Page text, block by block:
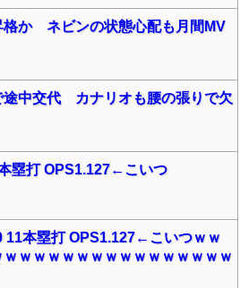
格か ネビンの状態心配も月間MV
途中交代 カナリオも腰の張りで欠
塁打 OPS1.127←こいつ
11本塁打 OPS1.127←こいつｗｗ
ｗｗｗｗｗｗｗｗｗｗｗｗｗｗｗ